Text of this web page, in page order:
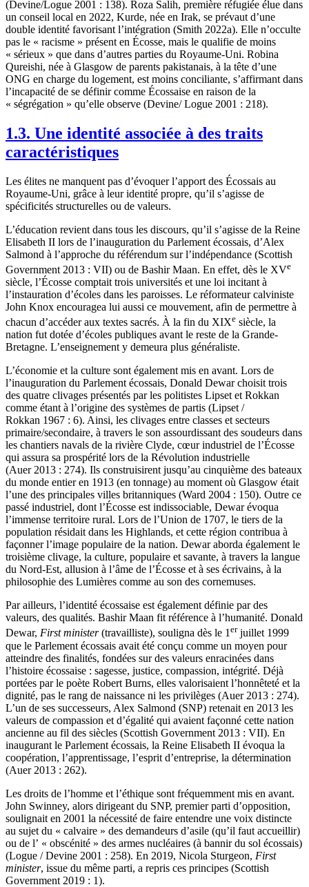
(Devine/Logue 2001 : 138). Roza Salih, première réfugiée élue dans
un conseil local en 2022, Kurde, née en Irak, se prévaut d’une
double identité favorisant l’intégration (Smith 2022a). Elle n’occulte
pas le « racisme » présent en Écosse, mais le qualifie de moins
« sérieux » que dans d’autres parties du Royaume-Uni. Robina
Qureishi, née à Glasgow de parents pakistanais, à la tête d’une
ONG en charge du logement, est moins conciliante, s’affirmant dans
l’incapacité de se définir comme Écossaise en raison de la
« ségrégation » qu’elle observe (Devine/ Logue 2001 : 218).
1.3. Une identité associée à des traits
caractéristiques
Les élites ne manquent pas d’évoquer l’apport des Écossais au
Royaume-Uni, grâce à leur identité propre, qu’il s’agisse de
spécificités structurelles ou de valeurs.
L’éducation revient dans tous les discours, qu’il s’agisse de la Reine
Elisabeth II lors de l’inauguration du Parlement écossais, d’Alex
Salmond à l’approche du référendum sur l’indépendance (Scottish
Government 2013 : VII) ou de Bashir Maan. En effet, dès le XVe
siècle, l’Écosse comptait trois universités et une loi incitant à
l’instauration d’écoles dans les paroisses. Le réformateur calviniste
John Knox encouragea lui aussi ce mouvement, afin de permettre à
chacun d’accéder aux textes sacrés. À la fin du XIXe siècle, la
nation fut dotée d’écoles publiques avant le reste de la Grande-
Bretagne. L’enseignement y demeura plus généraliste.
L’économie et la culture sont également mis en avant. Lors de
l’inauguration du Parlement écossais, Donald Dewar choisit trois
des quatre clivages présentés par les politistes Lipset et Rokkan
comme étant à l’origine des systèmes de partis (Lipset /
Rokkan 1967 : 6). Ainsi, les clivages entre classes et secteurs
primaire/secondaire, à travers le son assourdissant des soudeurs dans
les chantiers navals de la rivière Clyde, cœur industriel de l’Écosse
qui assura sa prospérité lors de la Révolution industrielle
(Auer 2013 : 274). Ils construisirent jusqu’au cinquième des bateaux
du monde entier en 1913 (en tonnage) au moment où Glasgow était
l’une des principales villes britanniques (Ward 2004 : 150). Outre ce
passé industriel, dont l’Écosse est indissociable, Dewar évoqua
l’immense territoire rural. Lors de l’Union de 1707, le tiers de la
population résidait dans les Highlands, et cette région contribua à
façonner l’image populaire de la nation. Dewar aborda également le
troisième clivage, la culture, populaire et savante, à travers la langue
du Nord-Est, allusion à l’âme de l’Écosse et à ses écrivains, à la
philosophie des Lumières comme au son des cornemuses.
Par ailleurs, l’identité écossaise est également définie par des
valeurs, des qualités. Bashir Maan fit référence à l’humanité. Donald
Dewar, First minister(travailliste), souligna dès le 1erjuillet 1999
que le Parlement écossais avait été conçu comme un moyen pour
atteindre des finalités, fondées sur des valeurs enracinées dans
l’histoire écossaise : sagesse, justice, compassion, intégrité. Déjà
portées par le poète Robert Burns, elles valorisaient l’honnêteté et la
dignité, pas le rang de naissance ni les privilèges (Auer 2013 : 274).
L’un de ses successeurs, Alex Salmond (SNP) retenait en 2013 les
valeurs de compassion et d’égalité qui avaient façonné cette nation
ancienne au fil des siècles (Scottish Government 2013 : VII). En
inaugurant le Parlement écossais, la Reine Elisabeth II évoqua la
coopération, l’apprentissage, l’esprit d’entreprise, la détermination
(Auer 2013 : 262).
Les droits de l’homme et l’éthique sont fréquemment mis en avant.
John Swinney, alors dirigeant du SNP, premier parti d’opposition,
soulignait en 2001 la nécessité de faire entendre une voix distincte
au sujet du « calvaire » des demandeurs d’asile (qu’il faut accueillir)
ou de l’ « obscénité » des armes nucléaires (à bannir du sol écossais)
(Logue / Devine 2001 : 258). En 2019, Nicola Sturgeon, First
minister, issue du même parti, a repris ces principes (Scottish
Government 2019 : 1).